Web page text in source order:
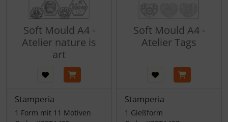
Soft Mould A4 -
Atelier nature is
art
Stamperia
1 Form mit 11 Motiven
Soft Mould A4 -
Atelier Tags
Stamperia
1 Gießform